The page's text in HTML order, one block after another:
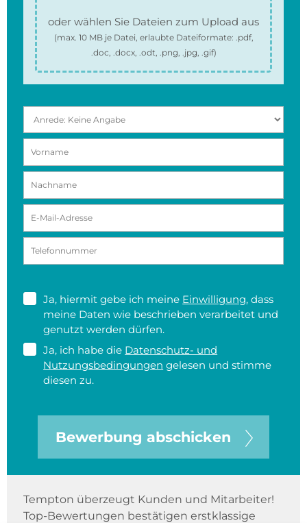
oder wählen Sie Dateien zum Upload aus
(max. 10 MBje Datei, erlaubte Dateiformate: .pdf,
.doc, .docx, .odt, .png, .jpg, .gif)
Ja, hiermit gebe ich meine Einwilligung, dass
meine Daten wie beschrieben verarbeitet und
genutzt werden dürfen.
Ja, ich habe die Datenschutz- und
Nutzungsbedingungen gelesen und stimme
diesen zu.
Bewerbung abschicken
Tempton überzeugt Kunden und Mitarbeiter!
Top-Bewertungen bestätigen erstklassige